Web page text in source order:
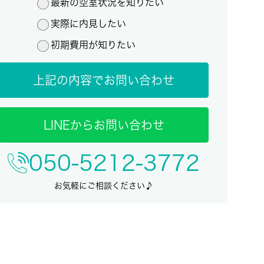
最新の空室状況を知りたい
実際に内見したい
初期費用が知りたい
上記の内容でお問い合わせ
LINEからお問い合わせ
050-5212-3772
お気軽にご相談ください♪